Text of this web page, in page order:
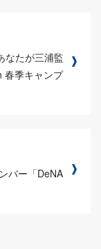
なたが三浦監
春季キャンプ
バー「DeNA